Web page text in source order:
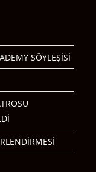
SÖYLEŞİSİ